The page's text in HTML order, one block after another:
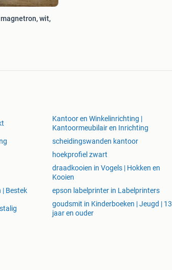
wit,
Kantoor en Winkelinrichting |
Kantoormeubilair en Inrichting
scheidingswanden kantoor
hoekprofiel zwart
draadkooien in Vogels | Hokken en
Kooien
| Bestek epson labelprinter in Labelprinters
goudsmit in Kinderboeken | Jeugd | 13
jaar en ouder